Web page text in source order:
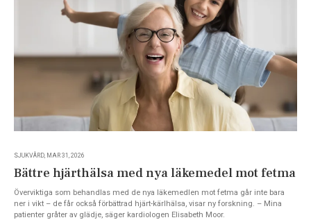
SJUKVÅRD, MAR 31, 2026
Bättre hjärthälsa med nya läkemedel mot fetma
Överviktiga som behandlas med de nya läkemedlen mot fetma går inte bara
ner i vikt – de får också förbättrad hjärt-kärlhälsa, visar ny forskning. – Mina
patienter gråter av glädje, säger kardiologen Elisabeth Moor.